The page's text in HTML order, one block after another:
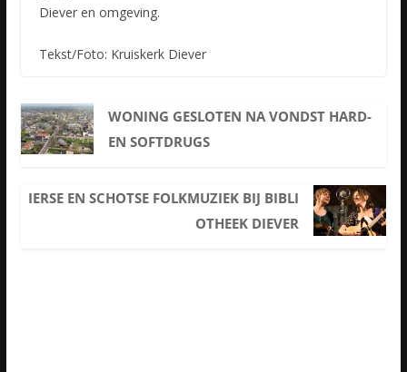
Diever en omgeving.
Tekst/Foto: Kruiskerk Diever
WONING GESLOTEN NA VONDST HARD-
EN SOFTDRUGS
IERSE EN SCHOTSE FOLKMUZIEK BIJ BIBLI
OTHEEK DIEVER